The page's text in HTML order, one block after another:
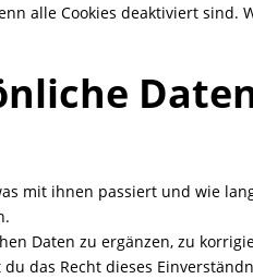
alle Cookies deaktiviert sind.
mit ihnen passiert und wie
Daten zu ergänzen, zu
das Recht dieses